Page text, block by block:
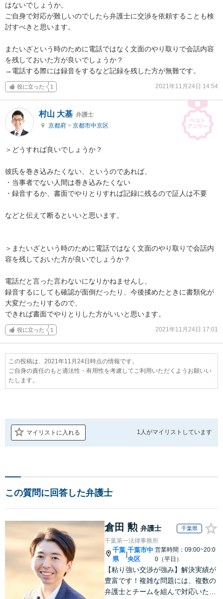
はないでしょうか。
ご自身で対応が難しいのでしたら弁護士に交渉を依頼することも検
討すべきと思います。
またいざという時のために電話ではなく文面のやり取りで会話内容
を残しておいた方が良いでしょうか？
→電話する際には録音をするなど記録を残した方が無難です。
役に立った 1 2021年11月24日 14:54
村山 大基 弁護士
京都府 > 京都市中京区
＞どうすれば良いでしょうか？
彼氏を巻き込みたくない、というのであれば、
・当事者でない人間は巻き込みたくない
・録音するか、書面でやりとりすれば記録に残るので証人は不要
などと伝えて断るといいと思います。
＞またいざという時のために電話ではなく文面のやり取りで会話内
容を残しておいた方が良いでしょうか？
電話だと言った言わないになりかねませんし、
録音するにしても確認が面倒だったり、今後揉めたときに書類化が
大変だったりするので、
できれば書面でやりとりした方がいいと思います。
役に立った 1 2021年11月24日 17:01
この投稿は、2021年11月24日時点の情報です。
ご自身の責任のもと適法性・有用性を考慮してご利用いただくようお願いい
たします。
マイリストに入れる 1人がマイリストしています
この質問に回答した弁護士
倉田 勲 弁護士 千葉県
千葉第一法律事務所
千葉
県
千葉市中
央区
営業時間：09:00~20:0
0（平日）
【粘り強い交渉が強み】解決実績が
豊富です！複雑な問題には、複数の
弁護士とチームを組んで対応いたし